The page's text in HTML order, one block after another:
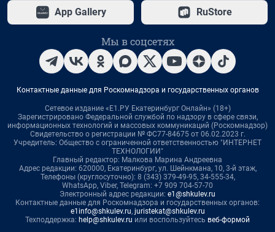
App Gallery RuStore
Мы в соцсетях
Контактные данные для Роскомнадзора и государственных органов
Сетевое издание «Е1.РУ Екатеринбург Онлайн» (18+)
Зарегистрировано Федеральной службой по надзору в сфере связи,
информационных технологий и массовых коммуникаций (Роскомнадзор)
Свидетельство о регистрации № ФС77-84675 от 06.02.2023 г.
Учредитель: Общество с ограниченной ответственностью "ИНТЕРНЕТ
ТЕХНОЛОГИИ"
Главный редактор: Малкова Марина Андреевна
Адрес редакции: 620000, Екатеринбург, ул. Шейнкмана, 10, 3-й этаж,
Телефоны (круглосуточно): 8 (343) 379-49-95, 34-555-34,
WhatsApp, Viber, Telegram: +7 909 704-57-70
Электронный адрес редакции: e1@shkulev.ru
Контактные данные для Роскомнадзора и государственных органов:
e1info@shkulev.ru, juristekat@shkulev.ru
Техподдержка: help@shkulev.ru или воспользуйтесь веб-формой